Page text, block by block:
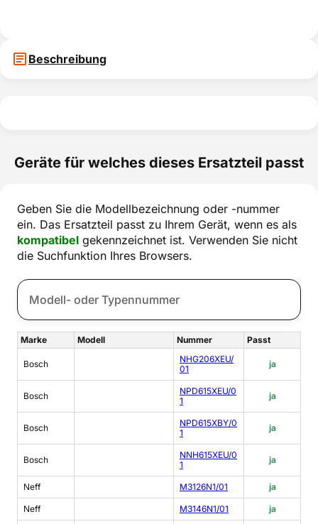
Beschreibung
Geräte für welches dieses Ersatzteil passt
Geben Sie die Modellbezeichnung oder -nummer
ein. Das Ersatzteil passt zu Ihrem Gerät, wenn es als
kompatibel gekennzeichnet ist. Verwenden Sie nicht
die Suchfunktion Ihres Browsers.
Marke Modell Nummer Passt
Bosch
NHG206XEU/
01
ja
Bosch
NPD615XEU/0
1
ja
Bosch
NPD615XBY/0
1
ja
Bosch
NNH615XEU/0
1
ja
Neff M3126N1/01 ja
Neff M3146N1/01 ja